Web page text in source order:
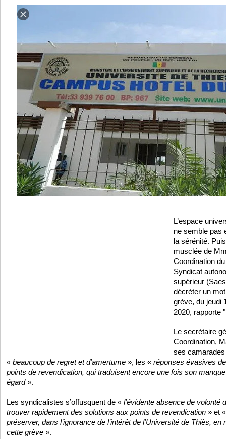
L’espace
ne semble pas
la sérénité.
musclée de
Coordination
Syndicat
supérieur
décréter un
grève, du jeudi
2020, rapporte
Le secrétaire
Coordination,
ses
«beaucoup de regret et d’amertume », les «réponses évasives
points de revendication, qui traduisent encore une fois son
égard».
Les syndicalistes s’offusquent de « l’évidente absence de volonté
trouver rapidement des solutions aux points de revendication » et
préserver, dans l’ignorance de l’intérêt de l’Université de Thiès,
cette grève».